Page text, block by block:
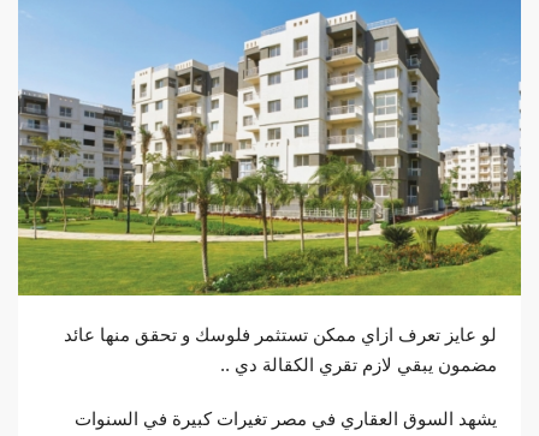
لو عايز تعرف ازاي ممكن تستثمر فلوسك و تحقق منها عائد
مضمون يبقي لازم تقري الكقالة دي ..
يشهد السوق العقاري في مصر تغيرات كبيرة في السنوات